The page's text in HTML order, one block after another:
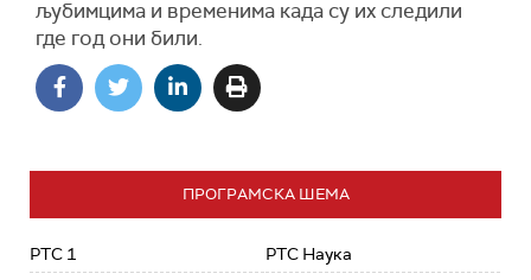
љубимцима и временима када су их следили
где год они били.
ПРОГРАМСКА ШЕМА
РТС 1 РТС Наука